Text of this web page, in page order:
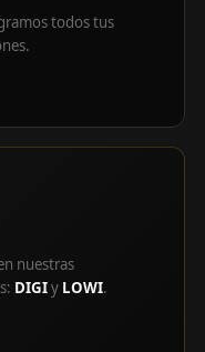
todos tus
nuestras
DIGIy LOWI.